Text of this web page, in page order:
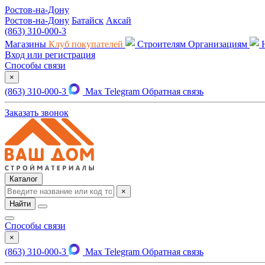
Ростов-на-Дону
Ростов-на-Дону Батайск Аксай
(863) 310-000-3
Магазины Клуб покупателей Строителям Организациям
Вход или регистрация
Способы связи
×
(863) 310-000-3 Max Telegram Обратная связь
Заказать звонок
Каталог
×
Найти
Способы связи
×
(863) 310-000-3 Max Telegram Обратная связь